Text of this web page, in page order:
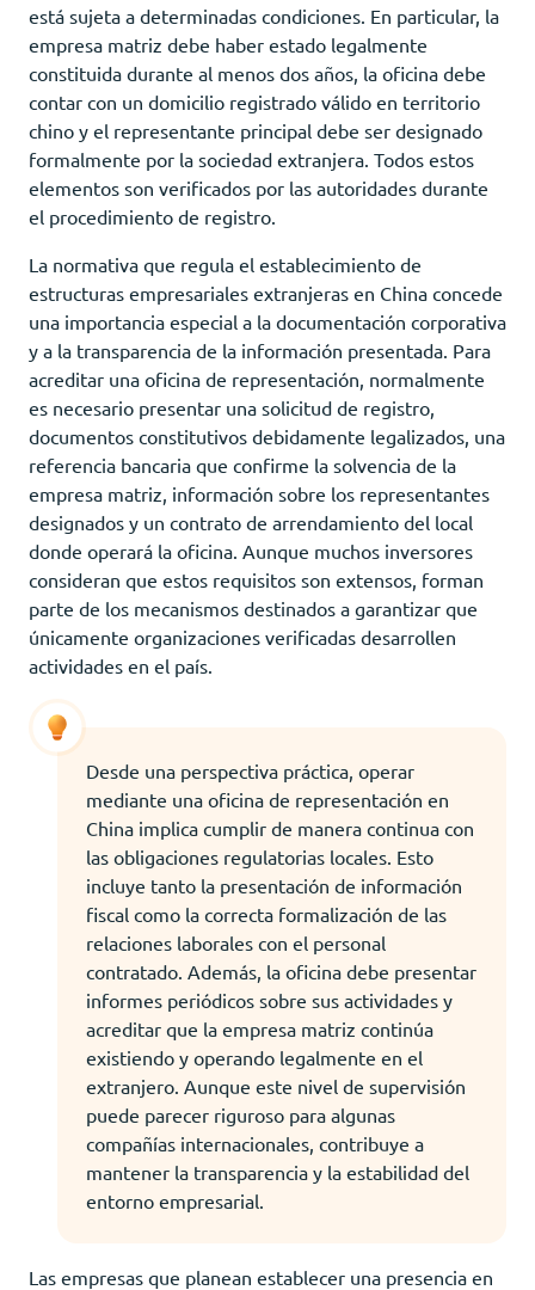
está sujeta a determinadas condiciones. En particular, la
empresa matriz debe haber estado legalmente
constituida durante al menos dos años, la oficina debe
contar con un domicilio registrado válido en territorio
chino y el representante principal debe ser designado
formalmente por la sociedad extranjera. Todos estos
elementos son verificados por las autoridades durante
el procedimiento de registro.
La normativa que regula el establecimiento de
estructuras empresariales extranjeras en China concede
una importancia especial a la documentación corporativa
y a la transparencia de la información presentada. Para
acreditar una oficina de representación, normalmente
es necesario presentar una solicitud de registro,
documentos constitutivos debidamente legalizados, una
referencia bancaria que confirme la solvencia de la
empresa matriz, información sobre los representantes
designados y un contrato de arrendamiento del local
donde operará la oficina. Aunque muchos inversores
consideran que estos requisitos son extensos, forman
parte de los mecanismos destinados a garantizar que
únicamente organizaciones verificadas desarrollen
actividades en el país.
Desde una perspectiva práctica, operar
mediante una oficina de representación en
China implica cumplir de manera continua con
las obligaciones regulatorias locales. Esto
incluye tanto la presentación de información
fiscal como la correcta formalización de las
relaciones laborales con el personal
contratado. Además, la oficina debe presentar
informes periódicos sobre sus actividades y
acreditar que la empresa matriz continúa
existiendo y operando legalmente en el
extranjero. Aunque este nivel de supervisión
puede parecer riguroso para algunas
compañías internacionales, contribuye a
mantener la transparencia y la estabilidad del
entorno empresarial.
Las empresas que planean establecer una presencia en